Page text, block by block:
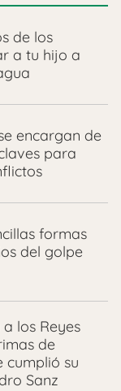
de los
a tu hijo a
encargan de
para
formas
del golpe
los Reyes
de
cumplió su
Sanz